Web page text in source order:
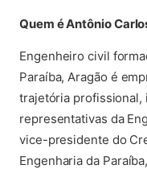
Quem é Antônio
Engenheiro civil
Paraíba, Aragão é
trajetória profissional,
representativas da
vice-presidente do
Engenharia da